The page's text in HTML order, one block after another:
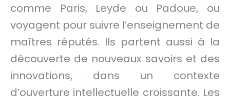
comme Paris, Leyde ou Padoue, ou
voyagent pour suivre l’enseignement de
maîtres réputés. Ils partent aussi à la
découverte de nouveaux savoirs et des
innovations, dans un contexte
d’ouverture intellectuelle croissante. Les